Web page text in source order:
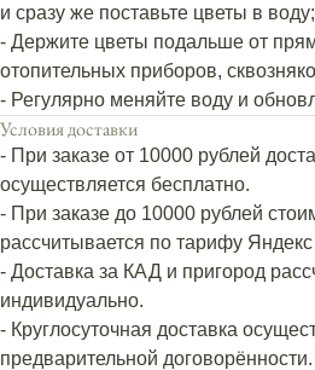
и сразу же поставьте цветы в воду;
- Держите цветы подальше от
отопительных приборов,
- Регулярно меняйте воду и
Условия доставки
- При заказе от 10000 рублей
осуществляется бесплатно.
- При заказе до 10000 рублей
рассчитывается по тарифу
- Доставка за КАД и пригород
индивидуально.
- Круглосуточная доставка
предварительной договорённости.